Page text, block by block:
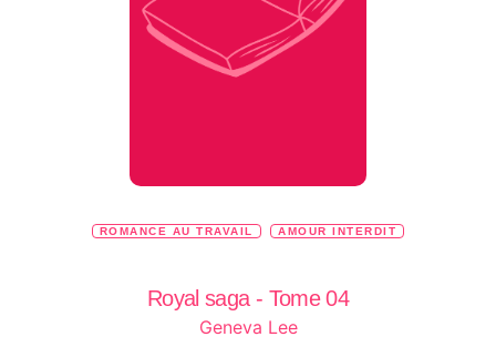
ROMANCE AU TRAVAIL AMOUR INTERDIT
Royal saga - Tome 04
Geneva Lee